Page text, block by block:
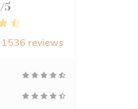
/5
1536 reviews